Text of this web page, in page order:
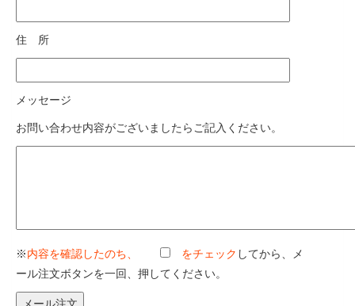
住 所
メッセージ
お問い合わせ内容がございましたらご記入ください。
※内容を確認したのち、 をチェック してから、メ
ール注文ボタンを一回、押してください。